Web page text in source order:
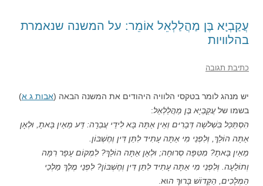
עֲקַבְיָא בֶּן מַהֲלַלְאֵל אוֹמֵר: על המשנה שנאמרת
בהלוויות
כתיבת תגובה
יש מנהג לומר בטקסי הלוויה היהודים את המשנה הבאה (אבות ג א)
בשמו שלעֲקַבְיָא בֶּן מַהֲלַלְאֵל:
הִסְתַּכֵּל בִּשְׁלֹשָׁה דְּבָרִים וְאֵין אַתָּה בָּא לִידֵי עֲבֵרָה: דַּע מֵאַיִן בָּאתָ, וּלְאָן
אַתָּה הוֹלֵךְ, וְלִפְנֵי מִי אַתָּה עָתִיד לִתֵּן דִּין וְחֶשְׁבּוֹן.
מֵאַיִן בָּאתָ? מִטִּפָּה סְרוּחָה; וּלְאָן אַתָּה הוֹלֵךְ? לִמְקוֹם עָפָר רִמָּה
וְתוֹלֵעָה. וְלִפְנֵי מִי אַתָּה עָתִיד לִתֵּן דִּין וְחֶשְׁבּוֹן? לִפְנֵי מֶלֶךְ מַלְכֵי
הַמְּלָכִים, הַקָּדוֹשׁ בָּרוּךְ הוּא.